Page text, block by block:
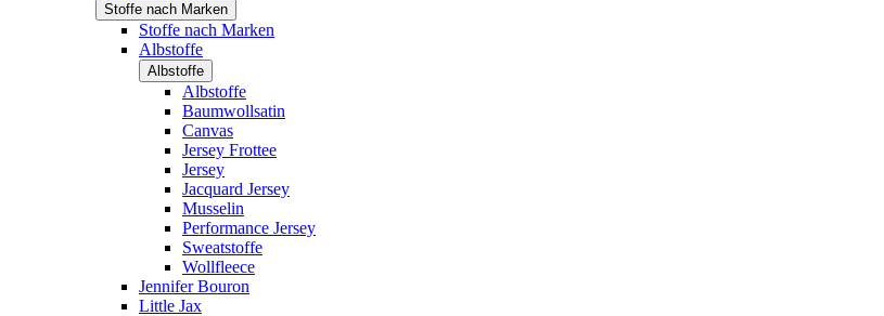
Stoffe nach Marken
Stoffe nach Marken
Albstoffe
Albstoffe
Albstoffe
Baumwollsatin
Canvas
Jersey Frottee
Jersey
Jacquard Jersey
Musselin
Performance Jersey
Sweatstoffe
Wollfleece
Jennifer Bouron
Little Jax